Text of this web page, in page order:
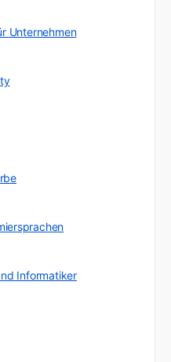
Unternehmen
Informatiker